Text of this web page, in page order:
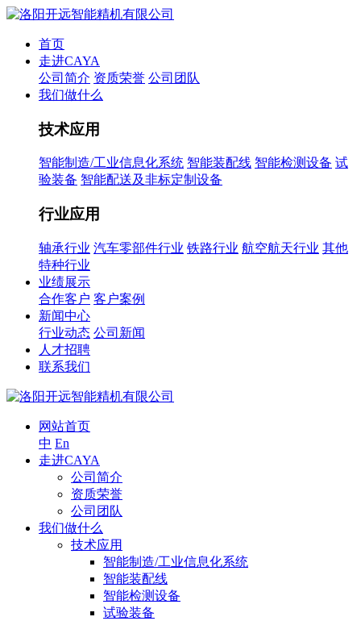
首页
走进CAYA
公司简介 资质荣誉 公司团队
我们做什么
技术应用
智能制造/工业信息化系统 智能装配线 智能检测设备 试
验装备 智能配送及非标定制设备
行业应用
轴承行业 汽车零部件行业 铁路行业 航空航天行业 其他
特种行业
业绩展示
合作客户 客户案例
新闻中心
行业动态 公司新闻
人才招聘
联系我们
网站首页
中 En
走进CAYA
公司简介
资质荣誉
公司团队
我们做什么
技术应用
智能制造/工业信息化系统
智能装配线
智能检测设备
试验装备